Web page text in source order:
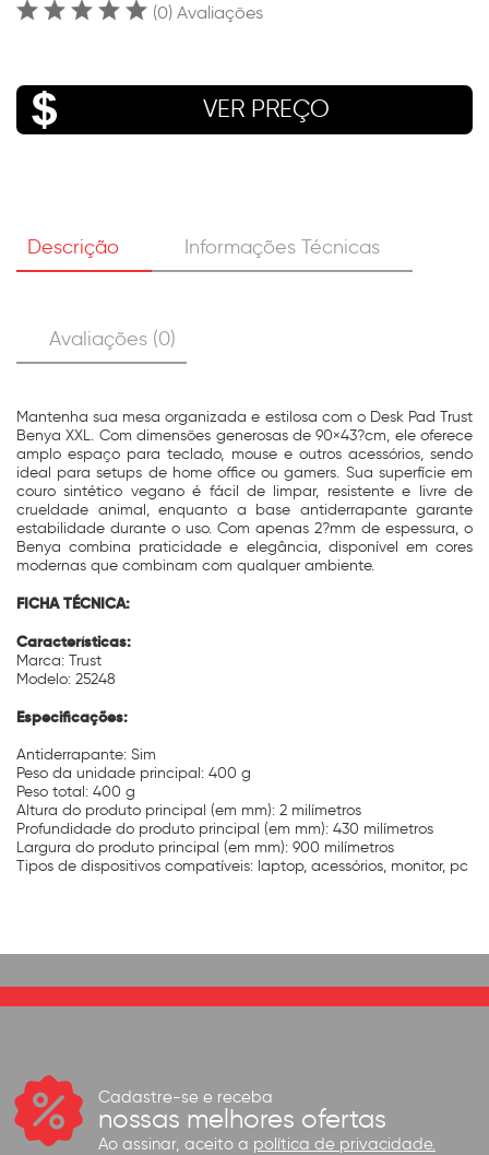
(0) Avaliações
VER PREÇO
Descrição Informações Técnicas
Avaliações (0)
Mantenha sua mesa organizada e estilosa com o Desk Pad Trust
Benya XXL. Com dimensões generosas de 90×43?cm, ele oferece
amplo espaço para teclado, mouse e outros acessórios, sendo
ideal para setups de home office ou gamers. Sua superfície em
couro sintético vegano é fácil de limpar, resistente e livre de
crueldade animal, enquanto a base antiderrapante garante
estabilidade durante o uso. Com apenas 2?mm de espessura, o
Benya combina praticidade e elegância, disponível em cores
modernas que combinam com qualquer ambiente.
FICHA TÉCNICA:
Características:
Marca: Trust
Modelo: 25248
Especificações:
Antiderrapante: Sim
Peso da unidade principal: 400 g
Peso total: 400 g
Altura do produto principal (em mm): 2 milímetros
Profundidade do produto principal (em mm): 430 milímetros
Largura do produto principal (em mm): 900 milímetros
Tipos de dispositivos compatíveis: laptop, acessórios, monitor, pc
Cadastre-se e receba
nossas melhores ofertas
Ao assinar, aceito a política de privacidade.